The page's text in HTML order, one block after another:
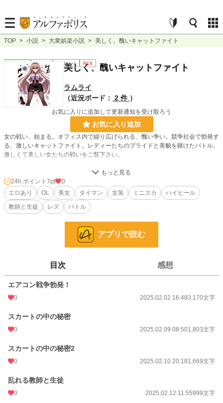
TOP > 小説 > 大衆娯楽小説 > 美しく、醜いキャットファイト
大衆娯楽 連載中 ｼｮｰﾄｼｮｰﾄ R18
美しく、醜いキャットファイト
ラムライ
（近況ボード： 2 件 ）
お気に入りに追加して更新通知を受け取ろう
お気に入り追加
女の戦い、始まる。オフィス内で繰り広げられる、醜い争い。競争社会で勃発す
る、激しいキャットファイト。レディーたちのプライドと美貌を賭けたバトル。
激しくて美しい女たちの戦いをご覧下さい。
1、2話完結型でお話を書いてみます。
小説 37,107 位 / 228,589 件
743 位 / 6,072 件
更新日時 2025.02.17 09:31
年間ポイント
累計ポイント 15,539 pt (79,890 位)
24h.ポイント 7pt
0
エロあり
OL 美女 タイマン 女装 ミニスカ
ハイヒール
教師と生徒
レズ バトル
アプリで読む
目次 感想
エアコン戦争勃発！
0 2025.02.02 16:483,170文字
スカートの中の秘密
0 2025.02.09 08:501,803文字
スカートの中の秘密2
0 2025.02.10 20:181,669文字
乱れる教師と生徒
0 2025.02.12 11:55999文字